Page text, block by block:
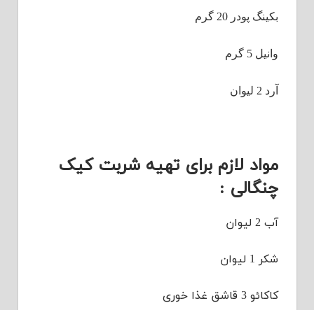
بکینگ پودر 20 گرم
وانیل 5 گرم
آرد 2 لیوان
مواد لازم برای تهیه شربت کیک
چنگالی :
آب 2 لیوان
شکر 1 لیوان
کاکائو 3 قاشق غذا خوری